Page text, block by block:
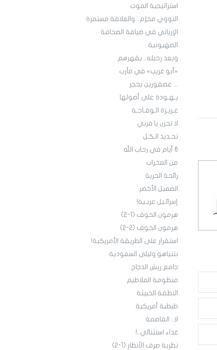
استراتيجية الموت
النووي محرّم.. والعلاقة مستمرة
الإرياني في ضيافة الصحافة
الصهيونية
وبعد رحيله.. يقهرهم
«أبو غريب» في مأرب
... عصفورين بحجر
يـهـودة على أصولها
غـريـزة الـوقـاحـة
لا تحزن يا قرني
تحـديد الـكـل
6 أيام في رحاب الله
من المحراب
رائحة الحرية
الصميل الأخضر
إسرائـيل عربـية!
هرمون الخوف (1-2)
هرمون الخوف (2-2)
استقرار على الطريقة الأمريكية!
نتنياهو وليلى السعودية
جامع ريش الدجاج
منظومة الملاطيم
النطفة الخبيثة
طبطبة أمريكية
لا.. القاصمة
غداء استثنائي..!
نظرية صرف الأنظار (1-2)